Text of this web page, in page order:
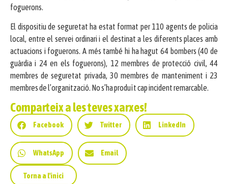
foguerons.
El dispositiu de seguretat ha estat format per 110 agents de policia
local, entre el servei ordinari i el destinat a les diferents places amb
actuacions i foguerons. A més també hi ha hagut 64 bombers (40 de
guàrdia i 24 en els foguerons), 12 membres de protecció civil, 44
membres de seguretat privada, 30 membres de manteniment i 23
membres de l’organització. No s’ha produït cap incident remarcable.
Comparteix a les teves xarxes!
Facebook Twitter LinkedIn
WhatsApp Email
Torna a l'inici